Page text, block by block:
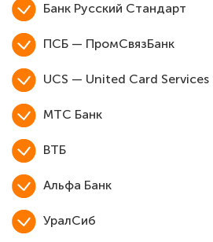
Банк Русский Стандарт
ПСБ — ПромСвязБанк
UCS — United Card Services
МТС Банк
ВТБ
Альфа Банк
УралСиб